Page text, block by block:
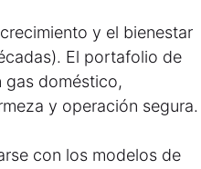
y el bienestar
El portafolio de
gas doméstico,
y operación segura.
con los modelos de